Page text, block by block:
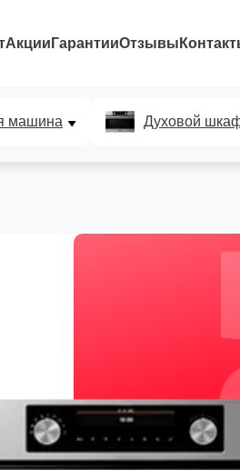
Акции ГарантииОтзывы
машина Духовой